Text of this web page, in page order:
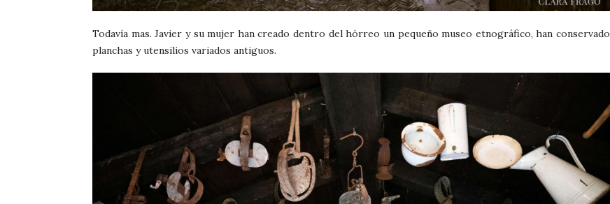
Todavía mas. Javier y su mujer han creado dentro del hórreo un pequeño museo etnográfico, han conservado
planchas y utensilios variados antiguos.